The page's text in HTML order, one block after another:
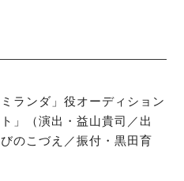
ランダ」役オーディション
」（演出・益山貴司／出
のこづえ／振付・黒田育